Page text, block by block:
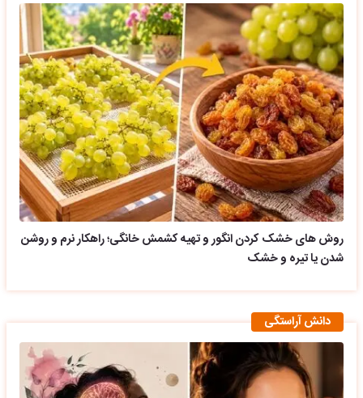
روش های خشک کردن انگور و تهیه کشمش خانگی؛ راهکار نرم و روشن
شدن یا تیره و خشک
دانش آراستگی